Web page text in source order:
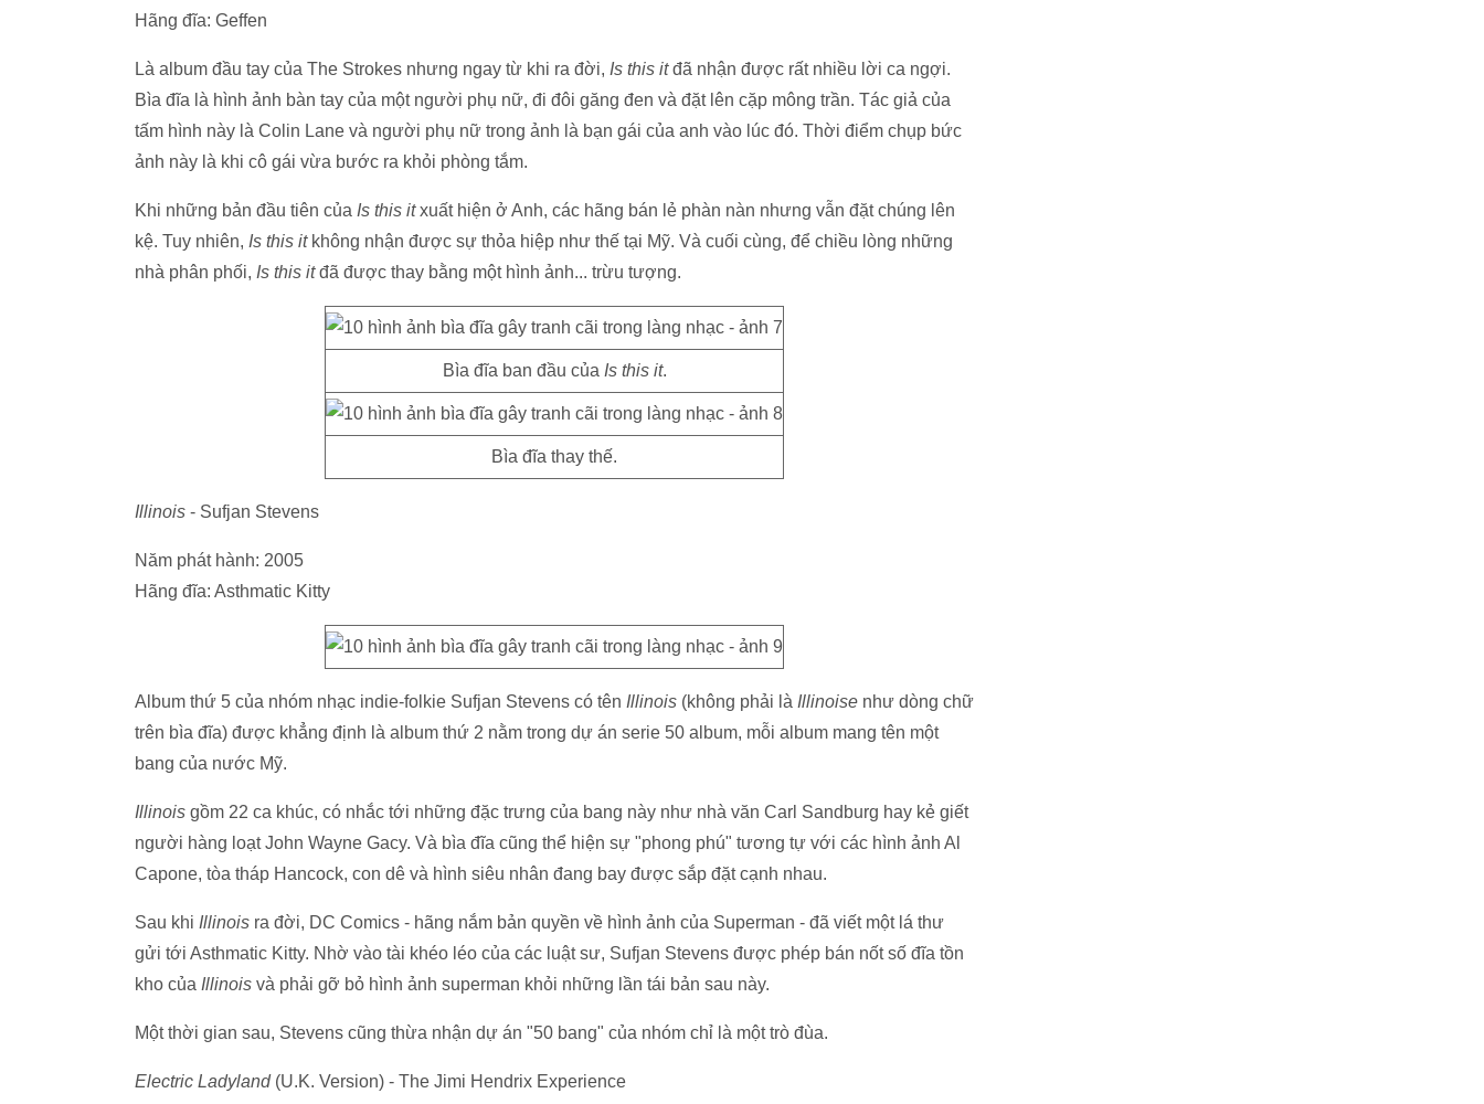
Hãng đĩa: Geffen
Là album đầu tay của The Strokes nhưng ngay từ khi ra đời, Is this itđã nhận được rất nhiều lời ca ngợi.
Bìa đĩa là hình ảnh bàn tay của một người phụ nữ, đi đôi găng đen và đặt lên cặp mông trần. Tác giả của
tấm hình này là Colin Lane và người phụ nữ trong ảnh là bạn gái của anh vào lúc đó. Thời điểm chụp bức
ảnh này là khi cô gái vừa bước ra khỏi phòng tắm.
Khi những bản đầu tiên của Is this itxuất hiện ở Anh, các hãng bán lẻ phàn nàn nhưng vẫn đặt chúng lên
kệ. Tuy nhiên, Is this it không nhận được sự thỏa hiệp như thế tại Mỹ. Và cuối cùng, để chiều lòng những
nhà phân phối, Is this itđã được thay bằng một hình ảnh... trừu tượng.
Bìa đĩa ban đầu của Is this it.
Bìa đĩa thay thế.
Illinois - Sufjan Stevens
Năm phát hành: 2005
Hãng đĩa: Asthmatic Kitty
Album thứ 5 của nhóm nhạc indie-folkie Sufjan Stevens có tên Illinois (không phải là Illinoise như dòng chữ
trên bìa đĩa) được khẳng định là album thứ 2 nằm trong dự án serie 50 album, mỗi album mang tên một
bang của nước Mỹ.
Illinois gồm 22 ca khúc, có nhắc tới những đặc trưng của bang này như nhà văn Carl Sandburg hay kẻ giết
người hàng loạt John Wayne Gacy. Và bìa đĩa cũng thể hiện sự "phong phú" tương tự với các hình ảnh Al
Capone, tòa tháp Hancock, con dê và hình siêu nhân đang bay được sắp đặt cạnh nhau.
Sau khi Illinois ra đời, DC Comics - hãng nắm bản quyền về hình ảnh của Superman - đã viết một lá thư
gửi tới Asthmatic Kitty. Nhờ vào tài khéo léo của các luật sư, Sufjan Stevens được phép bán nốt số đĩa tồn
kho của Illinois và phải gỡ bỏ hình ảnh superman khỏi những lần tái bản sau này.
Một thời gian sau, Stevens cũng thừa nhận dự án "50 bang" của nhóm chỉ là một trò đùa.
Electric Ladyland (U.K. Version) - The Jimi Hendrix Experience